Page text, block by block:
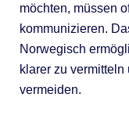
möchten, müssen
kommunizieren.
Norwegisch
klarer zu
vermeiden.